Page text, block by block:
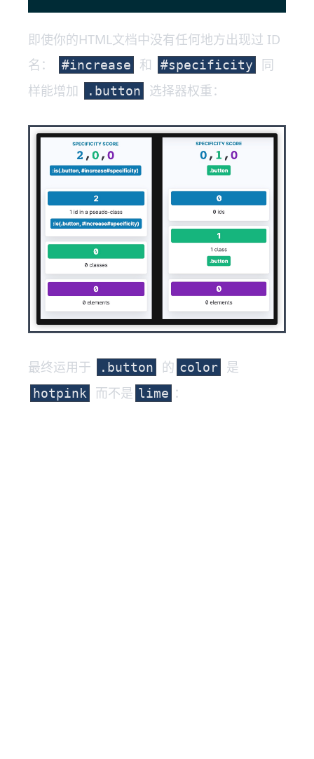
即使你的HTML文档中没有任何地方出现过 ID
名：
#increase 和 #specificity
同
样能增加
.button 选择器权重：
最终运用于 .button 的 color 是
hotpink 而不是 lime ：